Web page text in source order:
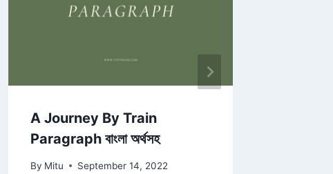
A Journey By Train
Paragraph বাংলা অর্থসহ
By Mitu September 14, 2022